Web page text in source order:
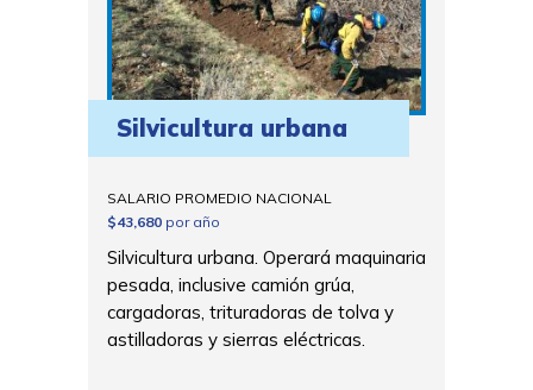
Silvicultura urbana
SALARIO PROMEDIO NACIONAL
$43,680 por año
Silvicultura urbana. Operará maquinaria
pesada, inclusive camión grúa,
cargadoras, trituradoras de tolva y
astilladoras y sierras eléctricas.